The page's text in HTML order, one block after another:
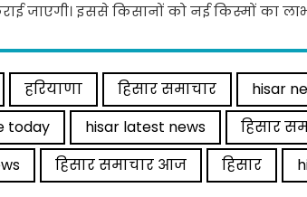
जाएगी। इससे किसानों को नई किस्मों का
हरियाणा हिसार समाचार
hisar
today hisar latest news
हिसार
हिसार समाचार आज हिसार